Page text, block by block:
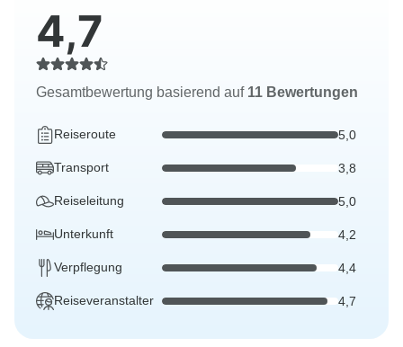
4,7
Gesamtbewertung basierend auf 11 Bewertungen
Reiseroute 5,0
Transport 3,8
Reiseleitung 5,0
Unterkunft 4,2
Verpflegung 4,4
Reiseveranstalter 4,7